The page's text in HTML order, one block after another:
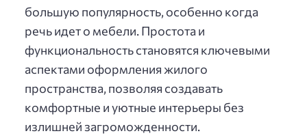
большую популярность, особенно когда
речь идет о мебели. Простота и
функциональность становятся ключевыми
аспектами оформления жилого
пространства, позволяя создавать
комфортные и уютные интерьеры без
излишней загроможденности.